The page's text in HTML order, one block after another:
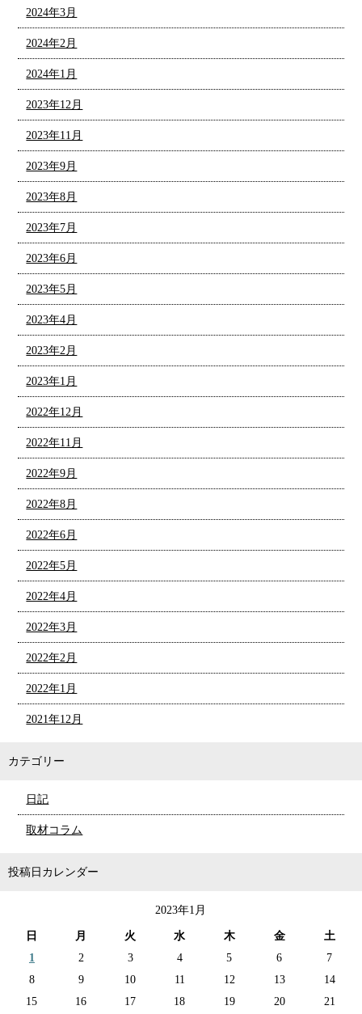
2024年3月
2024年2月
2024年1月
2023年12月
2023年11月
2023年9月
2023年8月
2023年7月
2023年6月
2023年5月
2023年4月
2023年2月
2023年1月
2022年12月
2022年11月
2022年9月
2022年8月
2022年6月
2022年5月
2022年4月
2022年3月
2022年2月
2022年1月
2021年12月
カテゴリー
日記
取材コラム
投稿日カレンダー
2023年1月
日 月 火 水 木 金
土
1
2 3 4 5 6
7
8
9 10 11 12 13
14
15
16 17 18 19 20 21